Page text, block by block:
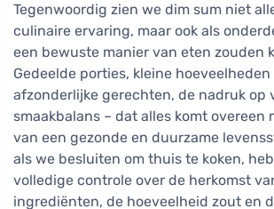
Tegenwoordig zien we dim sum niet
culinaire ervaring, maar ook als
een bewuste manier van eten zouden
Gedeelde porties, kleine hoeveelheden
afzonderlijke gerechten, de nadruk op
smaakbalans – dat alles komt overeen
van een gezonde en duurzame
als we besluiten om thuis te koken,
volledige controle over de herkomst
ingrediënten, de hoeveelheid zout en